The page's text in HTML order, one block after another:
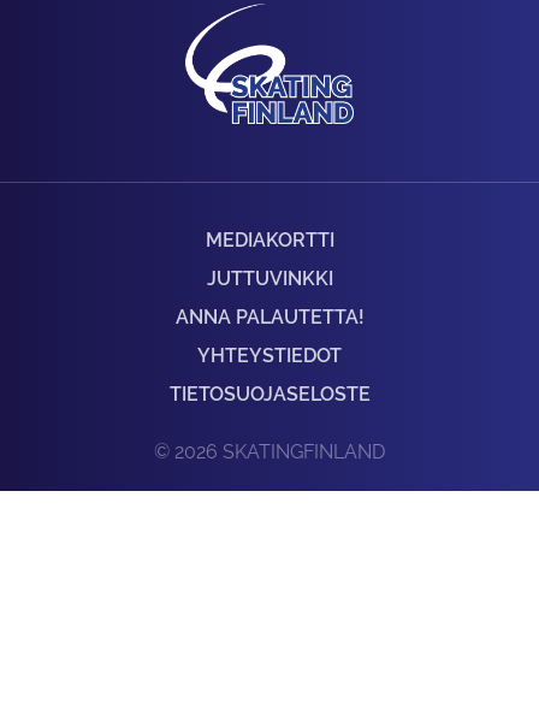
MEDIAKORTTI
JUTTUVINKKI
ANNA PALAUTETTA!
YHTEYSTIEDOT
TIETOSUOJASELOSTE
© 2026 SKATINGFINLAND